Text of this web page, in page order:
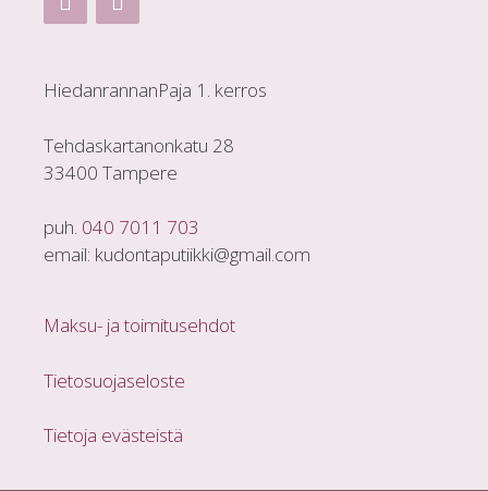
HiedanrannanPaja 1. kerros
Tehdaskartanonkatu 28
33400 Tampere
puh. 040 7011 703
email: kudontaputiikki@gmail.com
Maksu- ja toimitusehdot
Tietosuojaseloste
Tietoja evästeistä